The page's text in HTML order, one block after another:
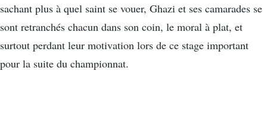
sachant plus à quel saint se vouer, Ghazi et ses camarades se
sont retranchés chacun dans son coin, le moral à plat, et
surtout perdant leur motivation lors de ce stage important
pour la suite du championnat.